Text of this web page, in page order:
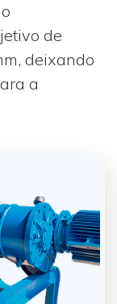
de
deixando
a